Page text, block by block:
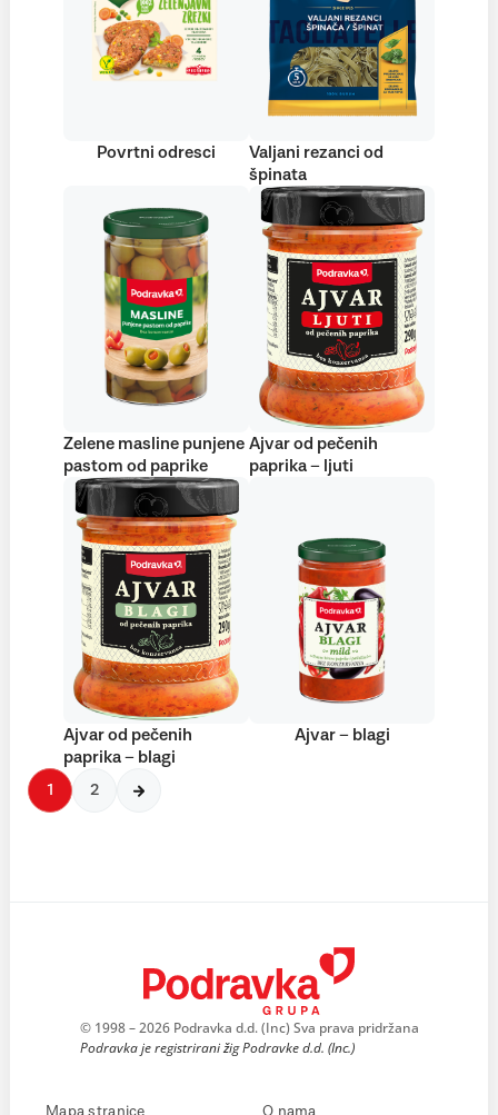
Povrtni odresci
Valjani rezanci od
špinata
Zelene masline punjene
pastom od paprike
Ajvar od pečenih
paprika – ljuti
Ajvar od pečenih
paprika – blagi
Ajvar – blagi
1 2
© 1998 – 2026 Podravka d.d. (Inc) Sva prava pridržana
Podravka je registrirani žig Podravke d.d. (Inc.)
Mapa stranice O nama